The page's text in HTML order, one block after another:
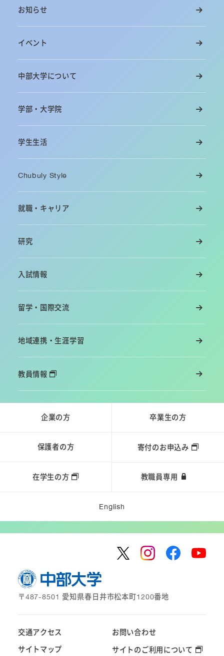
お知らせ
イベント
中部大学について
学部・大学院
学生生活
Chubuly Style
就職・キャリア
研究
入試情報
留学・国際交流
地域連携・生涯学習
教員情報
企業の方 卒業生の方
保護者の方 寄付のお申込み
在学生の方 教職員専用
English
〒487-8501 愛知県春日井市松本町1200番地
交通アクセス お問い合わせ
サイトマップ サイトのご利用について